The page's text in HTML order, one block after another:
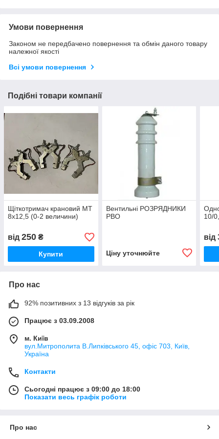
Умови повернення
Законом не передбачено повернення та обмін даного товару
належної якості
Всі умови повернення
Подібні товари компанії
Щіткотримач крановий МТ
8х12,5 (0-2 величини)
від 250 ₴
Купити
Вентильні РОЗРЯДНИКИ
РВО
Ціну уточнюйте
10/
від
Про нас
92% позитивних з 13 відгуків за рік
Працює з 03.09.2008
м. Київ
вул.Митрополита В.Липківського 45, офіс 703, Київ,
Україна
Контакти
Сьогодні працює з 09:00 до 18:00
Показати весь графік роботи
Про нас